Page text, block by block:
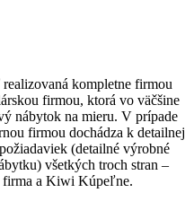
kompletne firmou
firmou, ktorá vo väčšine
nábytok na mieru. V prípade
firmou dochádza k detailnej
(detailné výrobné
všetkých troch stran –
firma a Kiwi Kúpeľne.